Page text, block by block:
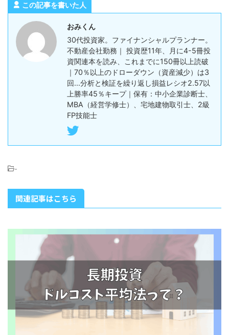
この記事を書いた人
おみくん
30代投資家。ファイナンシャルプランナー。
不動産会社勤務｜ 投資歴11年、月に4-5冊投
資関連本を読み、これまでに150冊以上読破
｜70％以上のドローダウン（資産減少）は3
回...分析と検証を繰り返し損益レシオ2.57以
上勝率45％キープ｜保有：中小企業診断士、
MBA（経営学修士）、宅地建物取引士、2級
FP技能士
-
関連記事はこちら